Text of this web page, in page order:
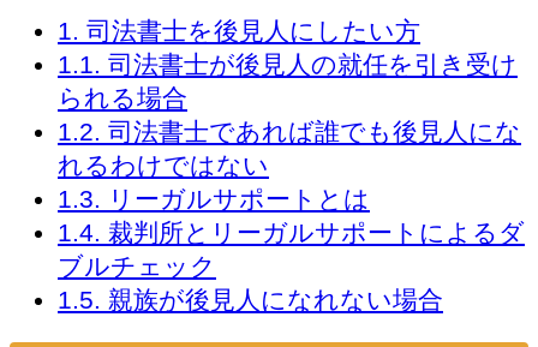
1. 司法書士を後見人にしたい方
1.1. 司法書士が後見人の就任を引き受け
られる場合
1.2. 司法書士であれば誰でも後見人にな
れるわけではない
1.3. リーガルサポートとは
1.4. 裁判所とリーガルサポートによるダ
ブルチェック
1.5. 親族が後見人になれない場合